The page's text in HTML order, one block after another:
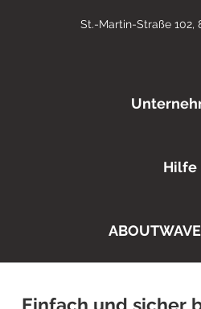
St.-Martin-Straße 102,
Hilfe